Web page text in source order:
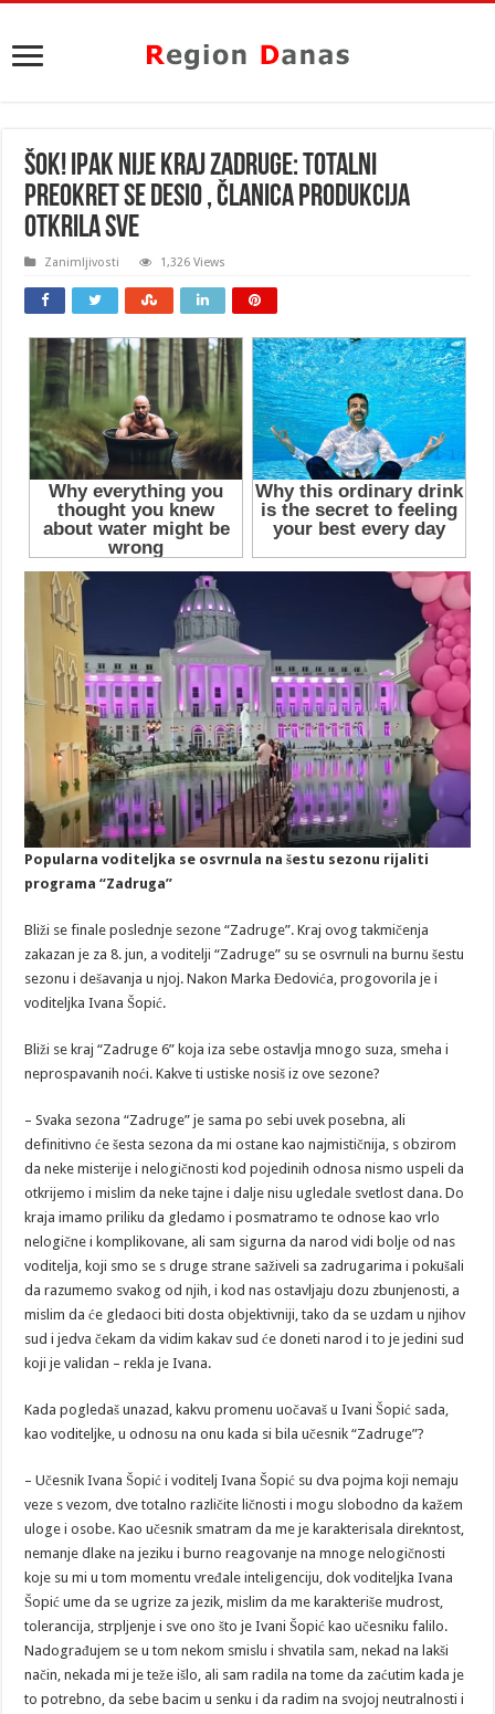
ŠOK! IPAK NIJE KRAJ ZADRUGE: Totalni
preokret se desio , članica produkcija
OTKRILA SVE
Zanimljivosti 1,326 Views
Popularna voditeljka se osvrnula na šestu sezonu rijaliti
programa “Zadruga”
Bliži se finale poslednje sezone “Zadruge”. Kraj ovog takmičenja
zakazan je za 8. jun, a voditelji “Zadruge” su se osvrnuli na burnu šestu
sezonu i dešavanja u njoj. Nakon Marka Đedovića, progovorila je i
voditeljka Ivana Šopić.
Bliži se kraj “Zadruge 6” koja iza sebe ostavlja mnogo suza, smeha i
neprospavanih noći. Kakve ti ustiske nosiš iz ove sezone?
– Svaka sezona “Zadruge” je sama po sebi uvek posebna, ali
definitivno će šesta sezona da mi ostane kao najmističnija, s obzirom
da neke misterije i nelogičnosti kod pojedinih odnosa nismo uspeli da
otkrijemo i mislim da neke tajne i dalje nisu ugledale svetlost dana. Do
kraja imamo priliku da gledamo i posmatramo te odnose kao vrlo
nelogične i komplikovane, ali sam sigurna da narod vidi bolje od nas
voditelja, koji smo se s druge strane saživeli sa zadrugarima i pokušali
da razumemo svakog od njih, i kod nas ostavljaju dozu zbunjenosti, a
mislim da će gledaoci biti dosta objektivniji, tako da se uzdam u njihov
sud i jedva čekam da vidim kakav sud će doneti narod i to je jedini sud
koji je validan – rekla je Ivana.
Kada pogledaš unazad, kakvu promenu uočavaš u Ivani Šopić sada,
kao voditeljke, u odnosu na onu kada si bila učesnik “Zadruge”?
– Učesnik Ivana Šopić i voditelj Ivana Šopić su dva pojma koji nemaju
veze s vezom, dve totalno različite ličnosti i mogu slobodno da kažem
uloge i osobe. Kao učesnik smatram da me je karakterisala direkntost,
nemanje dlake na jeziku i burno reagovanje na mnoge nelogičnosti
koje su mi u tom momentu vređale inteligenciju, dok voditeljka Ivana
Šopić ume da se ugrize za jezik, mislim da me karakteriše mudrost,
tolerancija, strpljenje i sve ono što je Ivani Šopić kao učesniku falilo.
Nadograđujem se u tom nekom smislu i shvatila sam, nekad na lakši
način, nekada mi je teže išlo, ali sam radila na tome da zaćutim kada je
to potrebno, da sebe bacim u senku i da radim na svojoj neutralnosti i